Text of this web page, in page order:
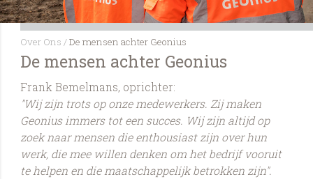
Over Ons /De mensen achter Geonius
De mensen achter Geonius
Frank Bemelmans, oprichter:
"Wij zijn trots op onze medewerkers. Zij maken
Geonius immers tot een succes. Wij zijn altijd op
zoek naar mensen die enthousiast zijn over hun
werk, die mee willen denken om het bedrijf vooruit
te helpen en die maatschappelijk betrokken zijn".